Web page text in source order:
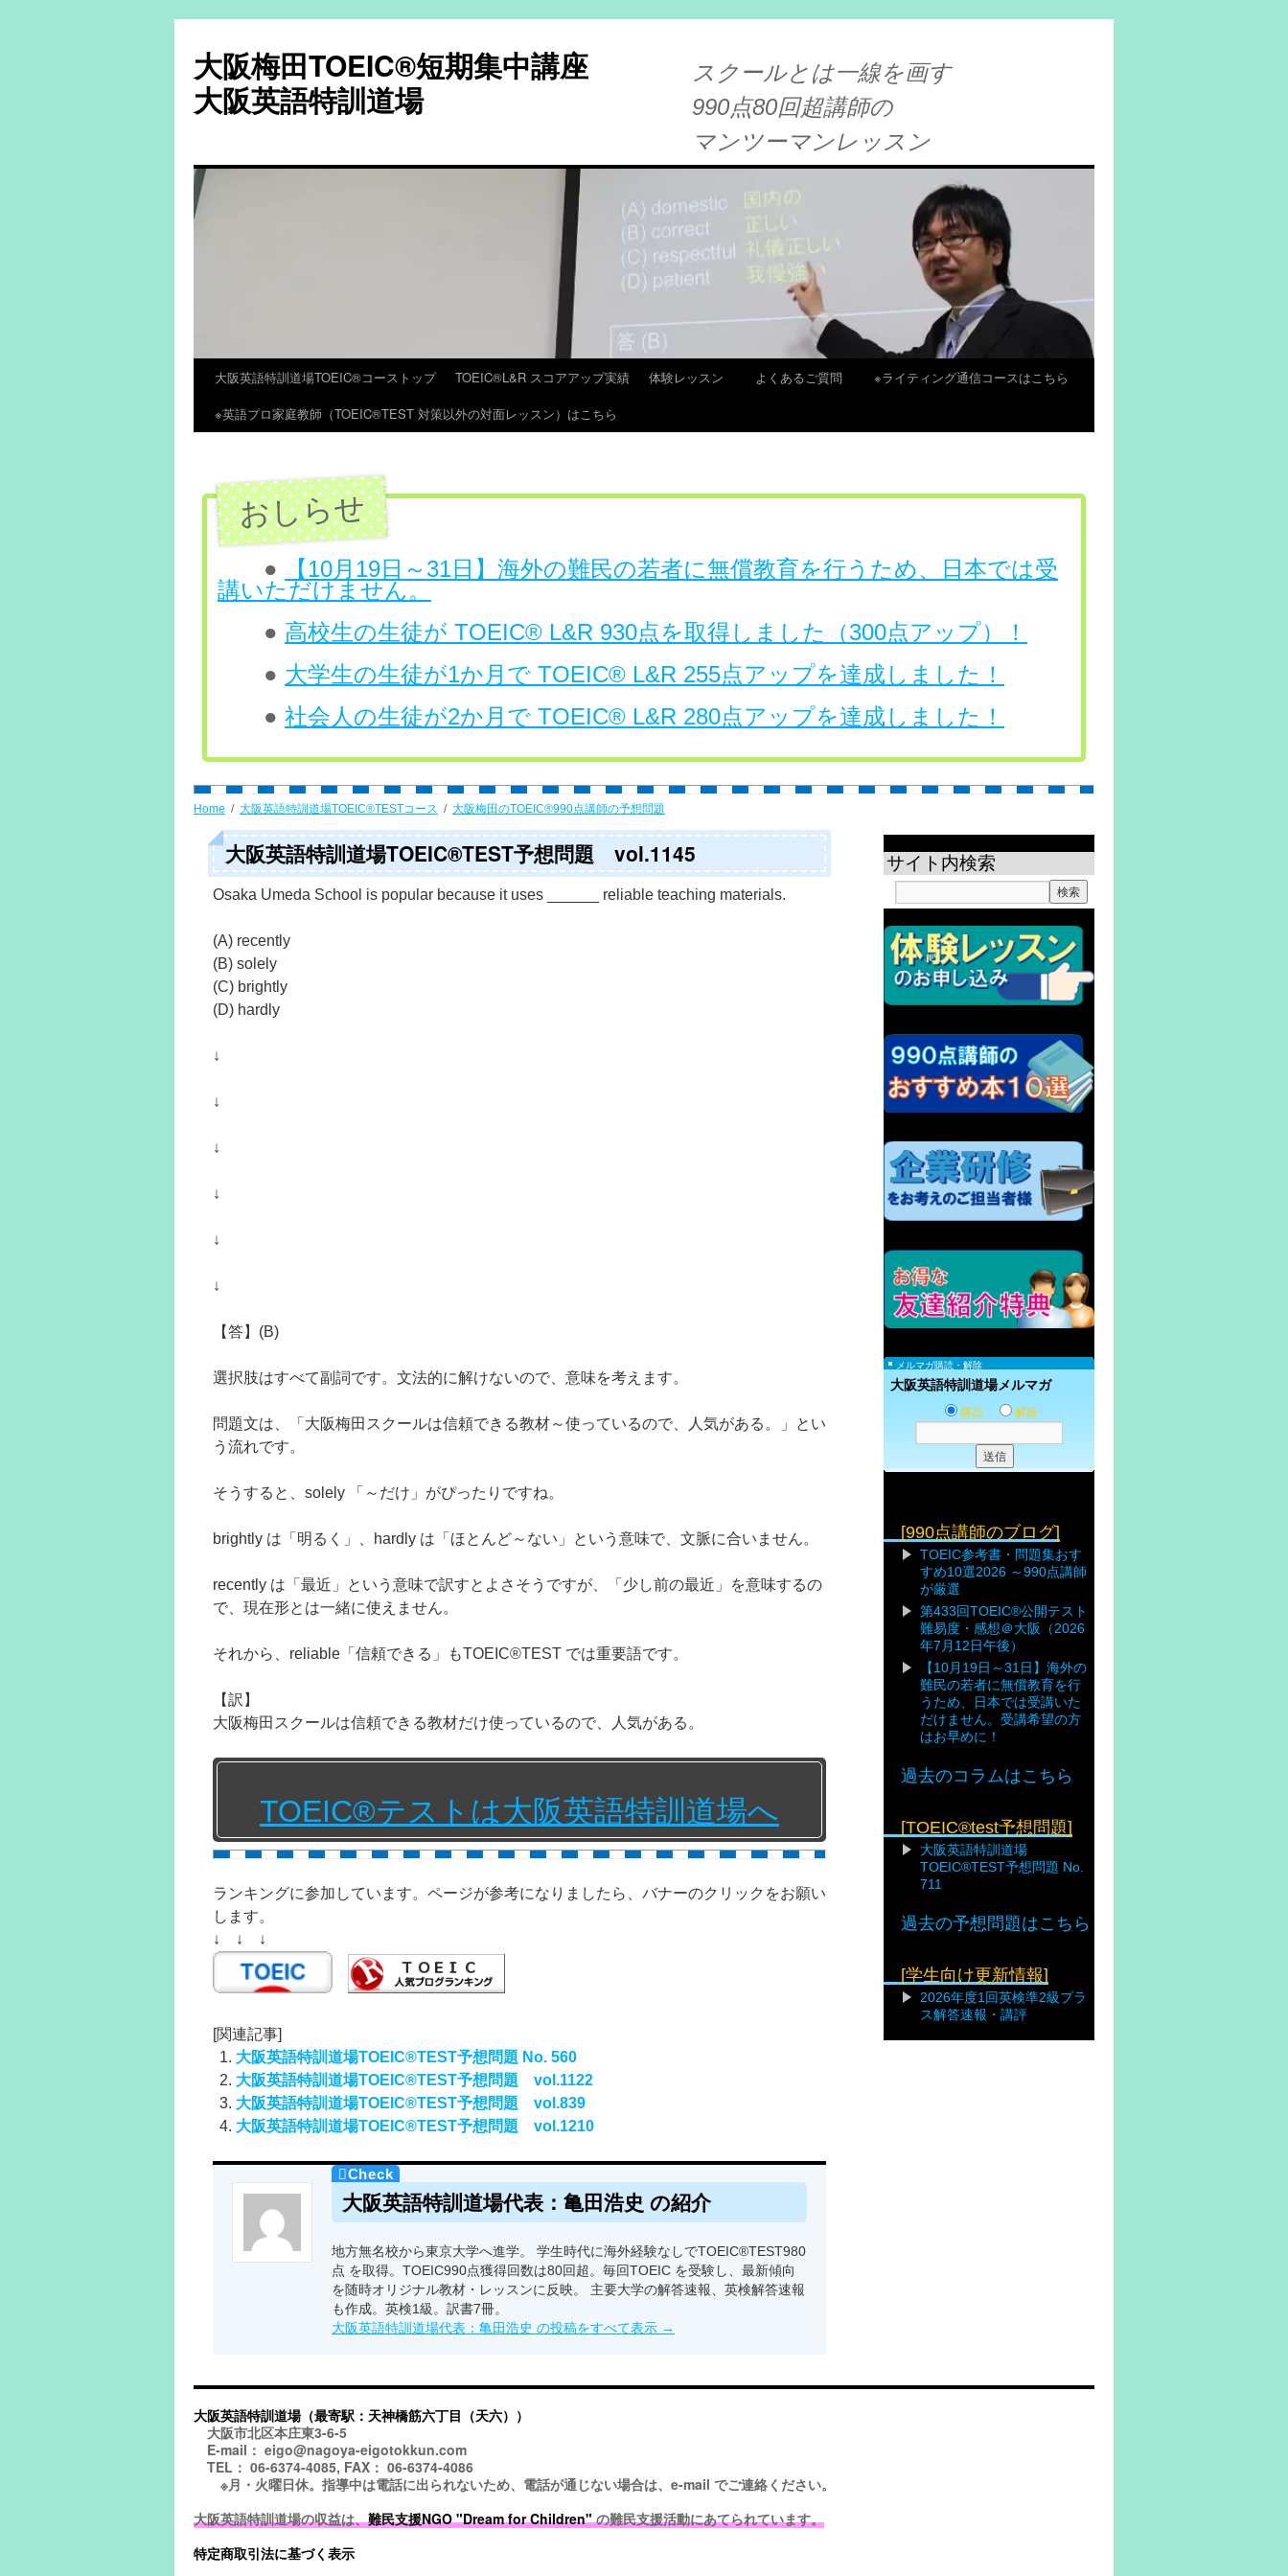
大阪梅田TOEIC®短期集中講座
大阪英語特訓道場
スクールとは一線を画す
990点80回超講師の
マンツーマンレッスン
大阪英語特訓道場TOEIC®コーストップ TOEIC®L&R スコアアップ実績 体験レッスン よくあるご質問
※ライティング通信コースはこちら
※英語プロ家庭教師（TOEIC®TEST 対策以外の対面レッスン）はこちら
●
【10月19日～31日】海外の難民の若者に無償教育を行うため、日本では受
講いただけません。
● 高校生の生徒が TOEIC® L&R 930点を取得しました（300点アップ）！
● 大学生の生徒が1か月で TOEIC® L&R 255点アップを達成しました！
● 社会人の生徒が2か月で TOEIC® L&R 280点アップを達成しました！
Home 大阪英語特訓道場TOEIC®TESTコース 大阪梅田のTOEIC®990点講師の予想問題
大阪英語特訓道場TOEIC®TEST予想問題 vol.1145
Osaka Umeda School is popular because it uses ______ reliable teaching materials.
(A) recently
(B) solely
(C) brightly
(D) hardly
↓
↓
↓
↓
↓
↓
【答】(B)
選択肢はすべて副詞です。文法的に解けないので、意味を考えます。
問題文は、「大阪梅田スクールは信頼できる教材～使っているので、人気がある。」とい
う流れです。
そうすると、solely 「～だけ」がぴったりですね。
brightly は「明るく」、hardly は「ほとんど～ない」という意味で、文脈に合いません。
recently は「最近」という意味で訳すとよさそうですが、「少し前の最近」を意味するの
で、現在形とは一緒に使えません。
それから、reliable「信頼できる」もTOEIC®TEST では重要語です。
【訳】
大阪梅田スクールは信頼できる教材だけ使っているので、人気がある。
TOEIC®テストは大阪英語特訓道場へ
ランキングに参加しています。ページが参考になりましたら、バナーのクリックをお願い
します。
↓ ↓ ↓
[関連記事]
大阪英語特訓道場TOEIC®TEST予想問題 No. 560
大阪英語特訓道場TOEIC®TEST予想問題 vol.1122
大阪英語特訓道場TOEIC®TEST予想問題 vol.839
大阪英語特訓道場TOEIC®TEST予想問題 vol.1210
大阪英語特訓道場代表：亀田浩史 の紹介
地方無名校から東京大学へ進学。 学生時代に海外経験なしでTOEIC®TEST980
点 を取得。TOEIC990点獲得回数は80回超。毎回TOEIC を受験し、最新傾向
を随時オリジナル教材・レッスンに反映。 主要大学の解答速報、英検解答速報
も作成。英検1級。訳書7冊。
大阪英語特訓道場代表：亀田浩史 の投稿をすべて表示 →
サイト内検索
メルマガ購読・解除
大阪英語特訓道場メルマガ
購読 解除
[990点講師のブログ]
TOEIC参考書・問題集おす
すめ10選2026 ～990点講師
が厳選
第433回TOEIC®公開テスト
難易度・感想＠大阪（2026
年7月12日午後）
【10月19日～31日】海外の
難民の若者に無償教育を行
うため、日本では受講いた
だけません。受講希望の方
はお早めに！
過去のコラムはこちら
[TOEIC®test予想問題]
大阪英語特訓道場
TOEIC®TEST予想問題 No.
711
過去の予想問題はこちら
[学生向け更新情報]
2026年度1回英検準2級プラ
ス解答速報・講評
大阪英語特訓道場（最寄駅：天神橋筋六丁目（天六））
大阪市北区本庄東3-6-5
E-mail： eigo@nagoya-eigotokkun.com
TEL： 06-6374-4085, FAX： 06-6374-4086
※月・火曜日休。指導中は電話に出られないため、電話が通じない場合は、e-mail でご連絡ください。
大阪英語特訓道場の収益は、難民支援NGO "Dream for Children"の難民支援活動にあてられています。
特定商取引法に基づく表示